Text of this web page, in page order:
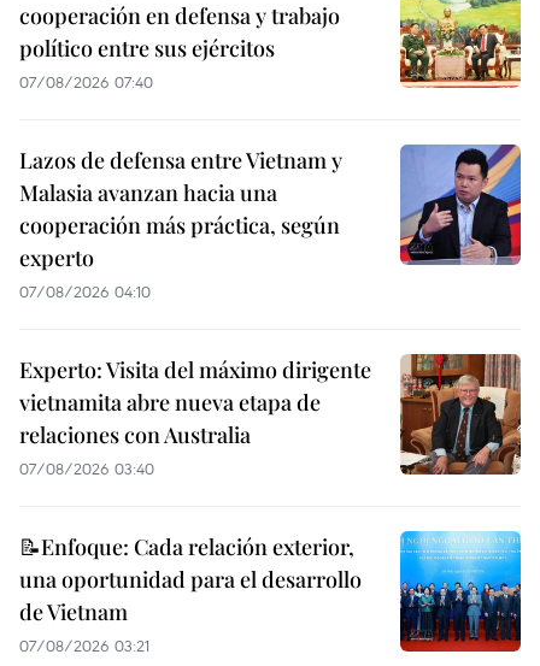
cooperación en defensa y trabajo
político entre sus ejércitos
07/08/2026 07:40
Lazos de defensa entre Vietnam y
Malasia avanzan hacia una
cooperación más práctica, según
experto
07/08/2026 04:10
Experto: Visita del máximo dirigente
vietnamita abre nueva etapa de
relaciones con Australia
07/08/2026 03:40
📝Enfoque: Cada relación exterior,
una oportunidad para el desarrollo
de Vietnam
07/08/2026 03:21